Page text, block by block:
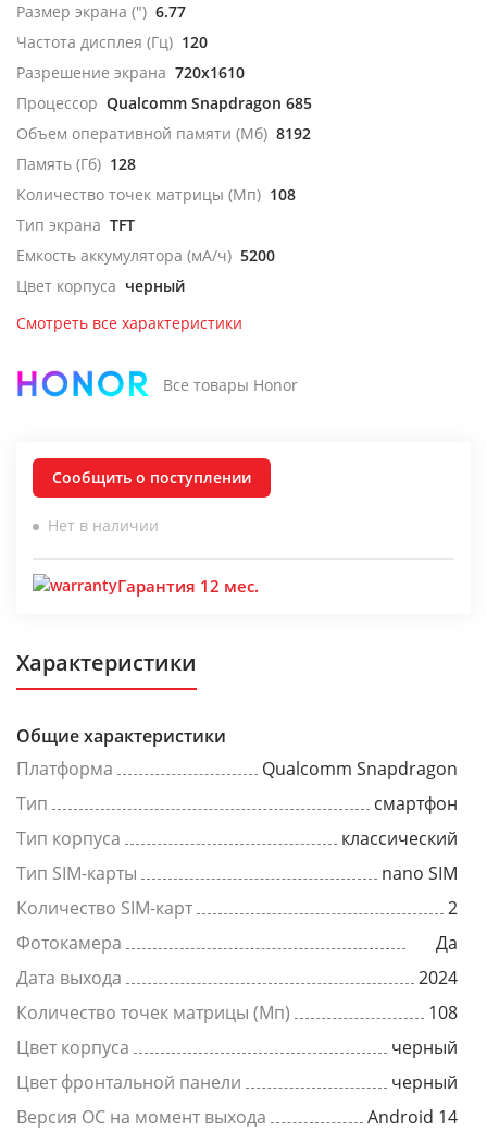
Размер экрана (") 6.77
Частота дисплея (Гц) 120
Разрешение экрана 720x1610
Процессор Qualcomm Snapdragon 685
Объем оперативной памяти (Мб) 8192
Память (Гб) 128
Количество точек матрицы (Мп) 108
Тип экрана TFT
Емкость аккумулятора (мА/ч) 5200
Цвет корпуса черный
Смотреть все характеристики
Все товары Honor
Сообщить о поступлении
Нет в наличии
Гарантия 12 мес.
Характеристики
Общие характеристики
Платформа
Qualcomm Snapdragon
Тип
смартфон
Тип корпуса
классический
Тип SIM-карты
nano SIM
Количество SIM-карт
2
Фотокамера
Да
Дата выхода
2024
Количество точек матрицы (Мп)
108
Цвет корпуса
черный
Цвет фронтальной панели
черный
Версия ОС на момент выхода
Android 14